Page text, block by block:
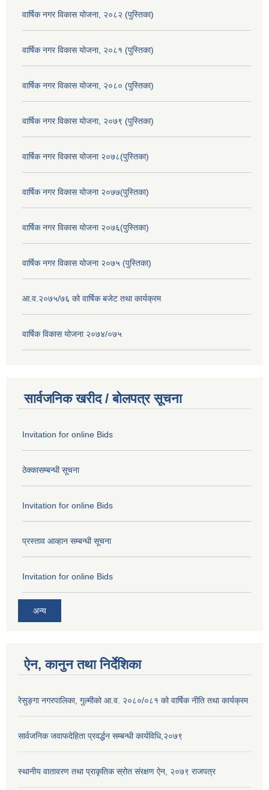
वार्षिक नगर विकास योजना, २०८२ (पुस्तिका)
वार्षिक नगर विकास योजना, २०८१ (पुस्तिका)
वार्षिक नगर विकास योजना, २०८० (पुस्तिका)
वार्षिक नगर विकास योजना, २०७९ (पुस्तिका)
वार्षिक नगर विकास योजना २०७८(पुस्तिका)
वार्षिक नगर विकास योजना २०७७(पुस्तिका)
वार्षिक नगर विकास योजना २०७६(पुस्तिका)
वार्षिक नगर विकास योजना २०७५ (पुस्तिका)
आ.व.२०७५/७६ को वार्षिक बजेट तथा कार्यक्रम
वार्षिक विकास योजना २०७४/०७५
सार्वजनिक खरीद / बोलपत्र सूचना
Invitation for online Bids
ठेक्कासम्बन्धी सूचना
Invitation for online Bids
प्रस्ताव आव्हान सम्बन्धी सूचना
Invitation for online Bids
अन्य
ऐन, कानुन तथा निर्देशिका
रेसुङ्गा नगरपालिका, गुल्मीको आ.व. २०८०/०८१ को वार्षिक नीति तथा कार्यक्रम
सार्वजनिक जवाफदेहिता प्रवर्द्धन सम्बन्धी कार्यविधि,२०७९
स्थानीय वातावरण तथा प्राकृतिक स्रोत संरक्षण ऐन, २०७९ राजपत्र